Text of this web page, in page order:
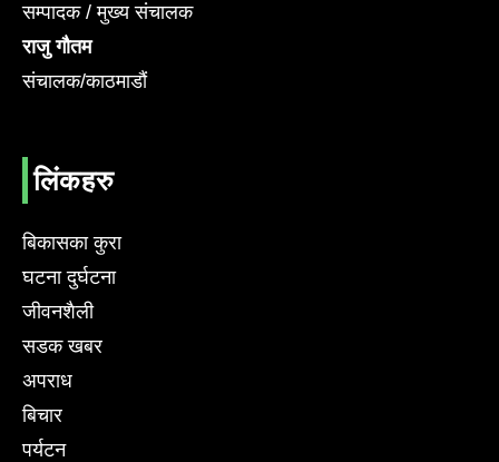
सम्पादक / मुख्य संचालक
राजु गौतम
संचालक/काठमाडौं
लिंकहरु
बिकासका कुरा
घटना दुर्घटना
जीवनशैली
सडक खबर
अपराध
बिचार
पर्यटन